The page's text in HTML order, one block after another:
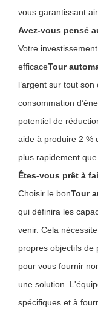
vous garantissant
Avez-vous pensé
Votre
efficaceTour
l’argent sur tout
consommation
potentiel de
aide à produire 2 %
plus rapidement
Êtes-vous prêt à
Choisir le bonTour
qui définira les
venir. Cela
propres objectifs de
pour vous fournir
une solution.
spécifiques et à